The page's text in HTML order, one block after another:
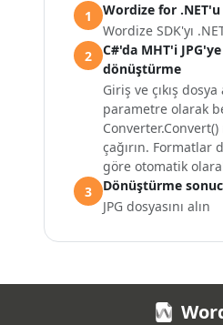
1
Wordize for
Wordize SDK'yı
2
C#'da MHT'i
dönüştürme
Giriş ve çıkış dosya
parametre olarak
çağırın. Formatlar
göre otomatik
3
Dönüştürme
JPG dosyasını alın